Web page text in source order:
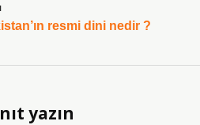
resmi dini nedir ?
yazın